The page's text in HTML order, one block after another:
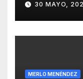
30 MAYO,
MERLO MENÉNDEZ